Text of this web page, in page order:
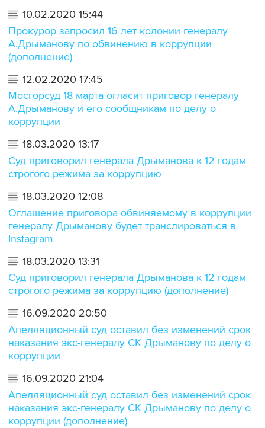
10.02.2020 15:44
Прокурор запросил 16 лет колонии генералу
А.Дрыманову по обвинению в коррупции
(дополнение)
12.02.2020 17:45
Мосгорсуд 18 марта огласит приговор генералу
А.Дрыманову и его сообщникам по делу о
коррупции
18.03.2020 13:17
Суд приговорил генерала Дрыманова к 12 годам
строгого режима за коррупцию
18.03.2020 12:08
Оглашение приговора обвиняемому в коррупции
генералу Дрыманову будет транслироваться в
Instagram
18.03.2020 13:31
Суд приговорил генерала Дрыманова к 12 годам
строгого режима за коррупцию (дополнение)
16.09.2020 20:50
Апелляционный суд оставил без изменений срок
наказания экс-генералу СК Дрыманову по делу о
коррупции
16.09.2020 21:04
Апелляционный суд оставил без изменений срок
наказания экс-генералу СК Дрыманову по делу о
коррупции (дополнение)